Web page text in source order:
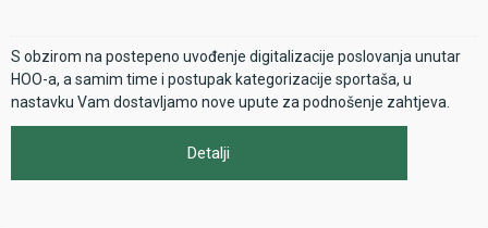
S obzirom na postepeno uvođenje digitalizacije poslovanja unutar
HOO-a, a samim time i postupak kategorizacije sportaša, u
nastavku Vam dostavljamo nove upute za podnošenje zahtjeva.
Detalji